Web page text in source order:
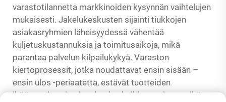
varastotilannetta markkinoiden kysynnän vaihtelujen
mukaisesti. Jakelukeskusten sijainti tiukkojen
asiakasryhmien läheisyydessä vähentää
kuljetuskustannuksia ja toimitusaikoja, mikä
parantaa palvelun kilpailukykyä. Varaston
kiertoprosessit, jotka noudattavat ensin sisään –
ensin ulos -periaatetta, estävät tuotteiden
ikääntymisen ja siten laadun heikkenemisen, mikä